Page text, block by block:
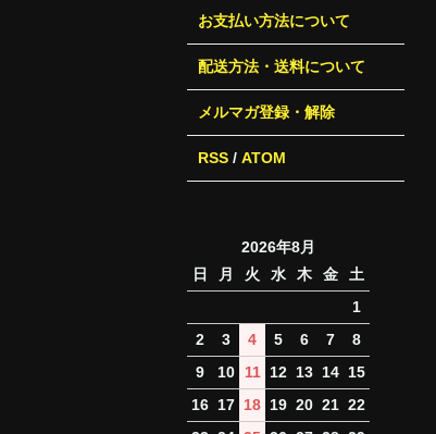
お支払い方法について
配送方法・送料について
メルマガ登録・解除
RSS / ATOM
2026年8月
日
月 火 水 木 金
土
1
2
3 4 5 6 7
8
9
10 11 12 13 14 15
16 17 18 19 20 21 22